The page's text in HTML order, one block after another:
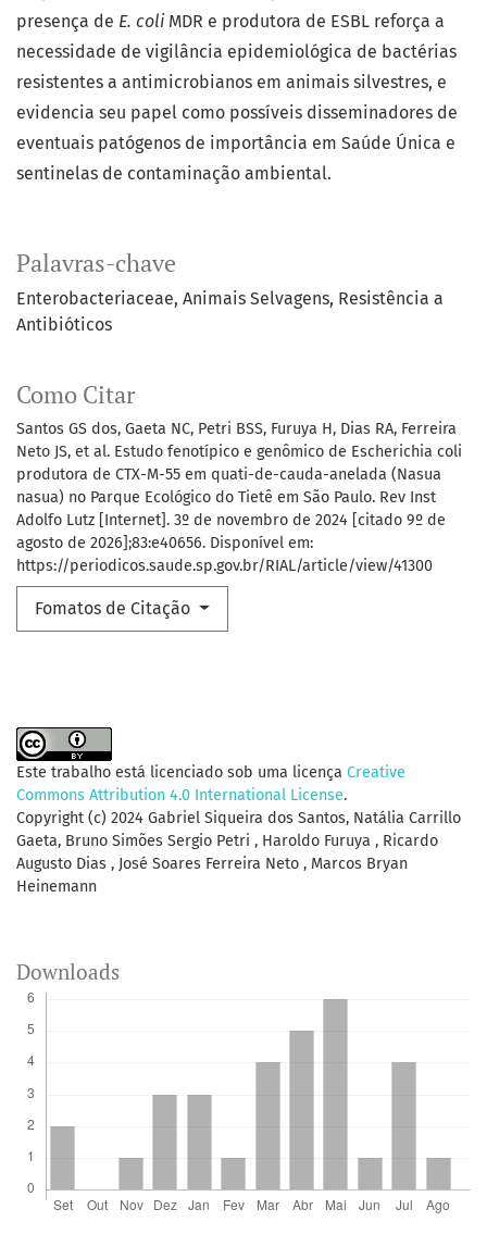
Palavras-chave
Enterobacteriaceae Animais Selvagens Resistência a
Antibióticos
Como Citar
Santos GS dos, Gaeta NC, Petri BSS, Furuya H, Dias RA, Ferreira
Neto JS, et al. Estudo fenotípico e genômico de Escherichia coli
produtora de CTX-M-55 em quati-de-cauda-anelada (Nasua
nasua) no Parque Ecológico do Tietê em São Paulo. Rev Inst
Adolfo Lutz [Internet]. 3º de novembro de 2024 [citado 9º de
agosto de 2026];83:e40656. Disponível em:
https://periodicos.saude.sp.gov.br/RIAL/article/view/41300
Fomatos de Citação
presença de E. coli MDR e produtora de ESBL reforça a
necessidade de vigilância epidemiológica de bactérias
resistentes a antimicrobianos em animais silvestres, e
evidencia seu papel como possíveis disseminadores de
eventuais patógenos de importância em Saúde Única e
sentinelas de contaminação ambiental.
Este trabalho está licenciado sob uma licença Creative
Commons Attribution 4.0 International License.
Copyright (c) 2024 Gabriel Siqueira dos Santos, Natália Carrillo
Gaeta, Bruno Simões Sergio Petri , Haroldo Furuya , Ricardo
Augusto Dias , José Soares Ferreira Neto , Marcos Bryan
Heinemann
Downloads